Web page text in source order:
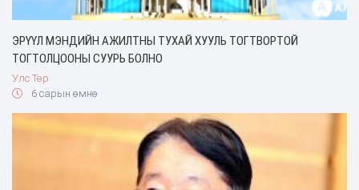
ЭРҮҮЛ МЭНДИЙН АЖИЛТНЫ ТУХАЙ ХУУЛЬ ТОГТВОРТОЙ
ТОГТОЛЦООНЫ СУУРЬ БОЛНО
Улс Төр
6 сарын өмнө